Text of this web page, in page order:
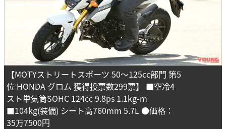
【MOTYストリートスポーツ 50～125cc部門 第5
位 HONDA グロム 獲得投票数299票】 ■空冷4
スト単気筒SOHC 124cc 9.8ps 1.1kg-m
■104kg(装備) シート高760mm 5.7L ●価格：
35万7500円